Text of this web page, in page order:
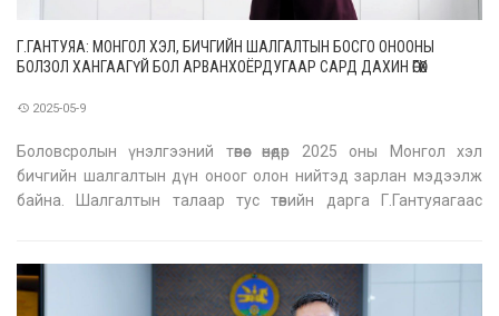
Г.ГАНТУЯА: МОНГОЛ ХЭЛ, БИЧГИЙН ШАЛГАЛТЫН БОСГО ОНООНЫ
БОЛЗОЛ ХАНГААГҮЙ БОЛ АРВАНХОЁРДУГААР САРД ДАХИН ӨГӨХ
2025-05-9
Боловсролын үнэлгээний төвөөс өнөөдөр 2025 оны Монгол хэл
бичгийн шалгалтын дүн оноог олон нийтэд зарлан мэдээлж
байна. Шалгалтын талаар тус төвийн дарга Г.Гантуяагаас
шалгуулагч хамрагдл